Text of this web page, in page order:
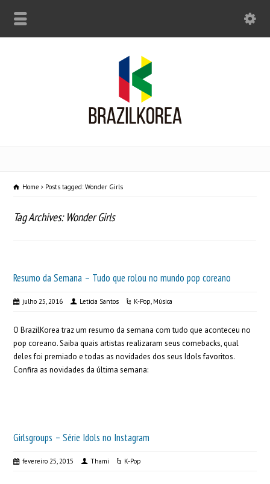
Home Posts tagged: Wonder Girls
Tag Archives: Wonder Girls
Resumo da Semana – Tudo que rolou no mundo pop coreano
julho 25, 2016 Leticia Santos K-Pop, Música
O BrazilKorea traz um resumo da semana com tudo que aconteceu no
pop coreano. Saiba quais artistas realizaram seus comebacks, qual
deles foi premiado e todas as novidades dos seus Idols favoritos.
Confira as novidades da última semana:
Girlsgroups – Série Idols no Instagram
fevereiro 25, 2015 Thami K-Pop